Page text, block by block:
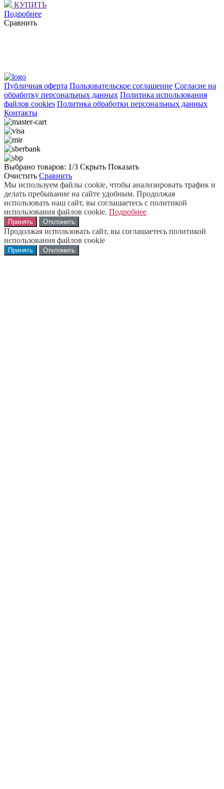
КУПИТЬ
Подробнее
Сравнить
Публичная оферта Пользовательское соглашение Согласие на
обработку персональных данных Политика использования
файлов cookies Политика обработки персональных данных
Контакты
Выбрано товаров: 1/3 Скрыть Показать
Очистить Сравнить
Мы используем файлы cookie, чтобы анализировать трафик и
делать пребывание на сайте удобным. Продолжая
использовать наш сайт, вы соглашаетесь с политикой
использования файлов cookie. Подробнее
Принять Отклонить
Продолжая использовать сайт, вы соглашаетесь политикой
использования файлов cookie
Принять Отклонить